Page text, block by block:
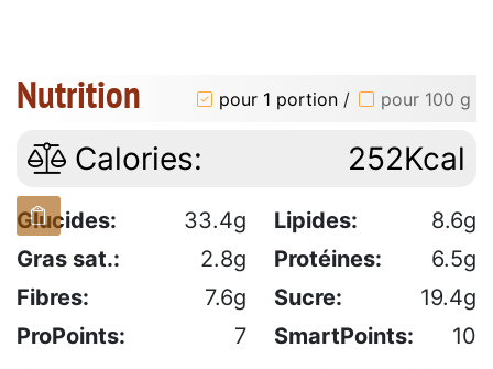
Nutrition pour 1 portion / pour 100 g
Calories: 252Kcal
Glucides: 33.4g Lipides:
8.6g
Gras sat.:
2.8g Protéines:
6.5g
Fibres:
7.6g Sucre:
19.4g
ProPoints:
7 SmartPoints: 10